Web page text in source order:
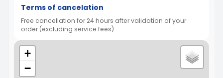
Terms of cancelation
Free cancellation for 24 hours after validation of your
order (excluding service fees)
+
−